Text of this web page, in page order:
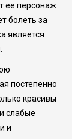
ее персонаж
болеть за
является
постепенно
красивы
слабые
и